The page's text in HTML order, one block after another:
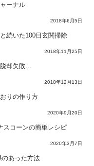
ーナル
2018年6月5日
続いた100日玄関掃除
2018年11月25日
却失敗…
2018年12月13日
りの作り方
2020年9月20日
スコーンの簡単レシピ
2020年3月7日
のあった方法